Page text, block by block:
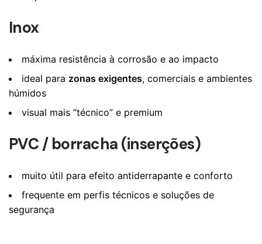
Inox
máxima resistência à corrosão e ao impacto
ideal para zonas exigentes, comerciais e ambientes
húmidos
visual mais “técnico” e premium
PVC / borracha (inserções)
muito útil para efeito antiderrapante e conforto
frequente em perfis técnicos e soluções de
segurança